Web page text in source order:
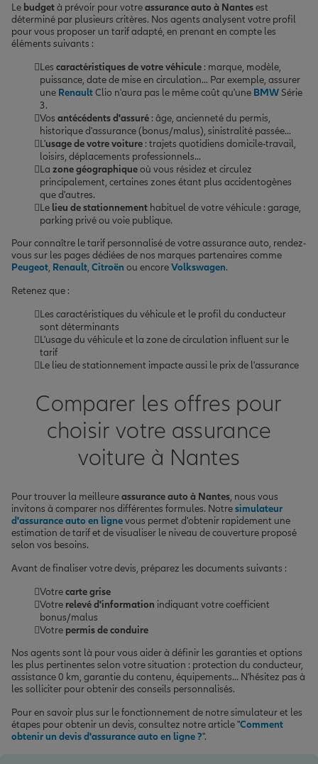
Le budgetà prévoir pour votreassurance auto à Nantesest
déterminé par plusieurs critères. Nos agents analysent votre profil
pour vous proposer un tarif adapté, en prenant en compte les
éléments suivants :
Les caractéristiques de votre véhicule : marque, modèle,
puissance, date de mise en circulation... Par exemple, assurer
une RenaultClio n'aura pas le même coût qu'une BMW Série
3.
Vos antécédents d'assuré : âge, ancienneté du permis,
historique d'assurance (bonus/malus), sinistralité passée...
L'usage de votre voiture : trajets quotidiens domicile-travail,
loisirs, déplacements professionnels...
La zone géographiqueoù vous résidez et circulez
principalement, certaines zones étant plus accidentogènes
que d'autres.
Le lieu de stationnement habituel de votre véhicule : garage,
parking privé ou voie publique.
Pour connaître le tarif personnalisé de votre assurance auto, rendez-
vous sur les pages dédiées de nos marques partenaires comme
Peugeot, Renault, Citroën ou encoreVolkswagen.
Retenez que :
Les caractéristiques du véhicule et le profil du conducteur
sont déterminants
L'usage du véhicule et la zone de circulation influent sur le
tarif
Le lieu de stationnement impacte aussi le prix de l'assurance
Comparer les offres pour
choisir votre assurance
voiture à Nantes
Pour trouver la meilleureassurance auto à Nantes, nous vous
invitons à comparer nos différentes formules. Notresimulateur
d'assurance auto en lignevous permet d'obtenir rapidement une
estimation de tarif et de visualiser le niveau de couverture proposé
selon vos besoins.
Avant de finaliser votre devis, préparez les documents suivants :
Votrecarte grise
Votre relevé d'information indiquant votre coefficient
bonus/malus
Votre permis de conduire
Nos agents sont là pour vous aider à définir les garanties et options
les plus pertinentes selon votre situation : protection du conducteur,
assistance 0 km, garantie du contenu, équipements... N'hésitez pas à
les solliciter pour obtenir des conseils personnalisés.
Pour en savoir plus sur le fonctionnement de notre simulateur et les
étapes pour obtenir un devis, consultez notre article "Comment
obtenir un devis d'assurance auto en ligne ?".